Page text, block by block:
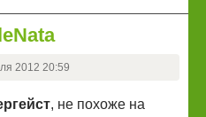
2012 20:59
, не похоже на